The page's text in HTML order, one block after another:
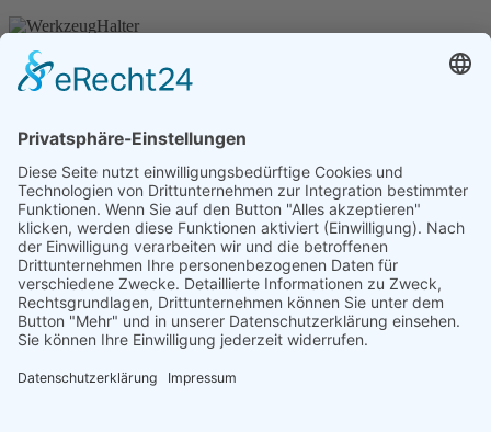
WerkzeugHalter
Heimatec bieten wir Ihnen die passenden Werkzeuge für Ihre
PCM|HEIMATEC
Nachricht senden
info@wietec-machinery.de
Wir beraten Sie gerne!